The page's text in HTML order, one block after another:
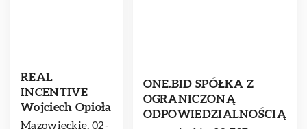
REAL
INCENTIVE
Wojciech Opioła
Mazowieckie, 02-
ONE.BID SPÓŁKA Z
OGRANICZONĄ
ODPOWIEDZIALNOŚCIĄ